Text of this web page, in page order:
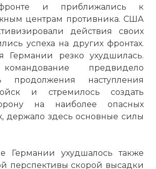
и приближались к
центрам противника. США
действия своих
успеха на других фронтах.
Германии резко ухудшилась.
предвидело
продолжения наступления
и стремилось создать
на наиболее опасных
держало здесь основные силы
Германии ухудшалось также
перспективы скорой высадки